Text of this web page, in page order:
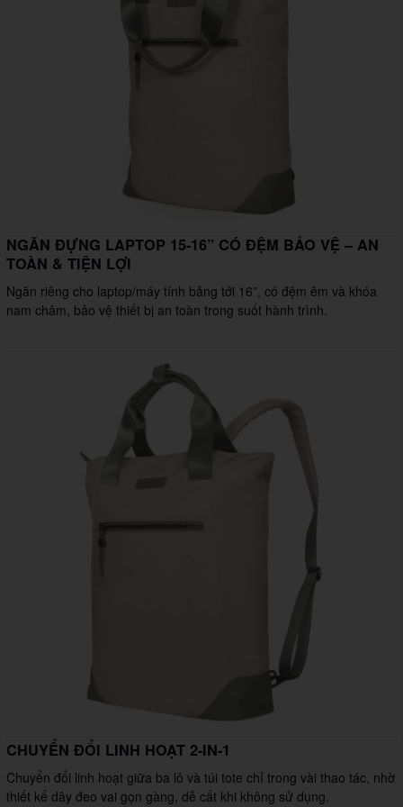
NGĂN ĐỰNG LAPTOP 15-16” CÓ ĐỆM BẢO VỆ – AN
TOÀN & TIỆN LỢI
Ngăn riêng cho laptop/máy tính bảng tới 16”, có đệm êm và khóa
nam châm, bảo vệ thiết bị an toàn trong suốt hành trình.
CHUYỂN ĐỔI LINH HOẠT 2-IN-1
Chuyển đổi linh hoạt giữa ba lô và túi tote chỉ trong vài thao tác, nhờ
thiết kế dây đeo vai gọn gàng, dễ cất khi không sử dụng.